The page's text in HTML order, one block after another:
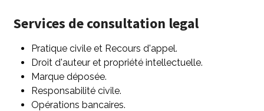
Services de consultation legal
Pratique civile et Recours d'appel.
Droit d'auteur et propriété intellectuelle.
Marque déposée.
Responsabilité civile.
Opérations bancaires.